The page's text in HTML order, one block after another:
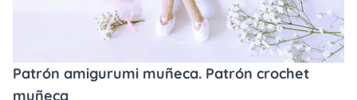
Patrón amigurumi muñeca. Patrón crochet
muñeca